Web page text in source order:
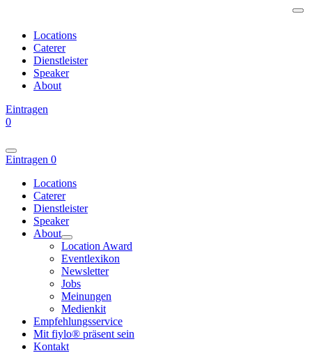
Locations
Caterer
Dienstleister
Speaker
About
Eintragen
0
Eintragen 0
Locations
Caterer
Dienstleister
Speaker
About
Location Award
Eventlexikon
Newsletter
Jobs
Meinungen
Medienkit
Empfehlungsservice
Mit fiylo® präsent sein
Kontakt